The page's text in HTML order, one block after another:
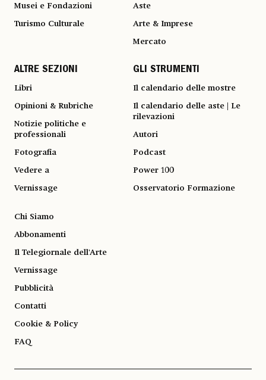
Musei e Fondazioni
Turismo Culturale
Aste
Arte & Imprese
Mercato
ALTRE SEZIONI
Libri
Opinioni & Rubriche
Notizie politiche e
professionali
Fotografia
Vedere a
Vernissage
GLI STRUMENTI
Il calendario delle mostre
Il calendario delle aste | Le
rilevazioni
Autori
Podcast
Power 100
Osservatorio Formazione
Chi Siamo
Abbonamenti
Il Telegiornale dell'Arte
Vernissage
Pubblicità
Contatti
Cookie & Policy
FAQ